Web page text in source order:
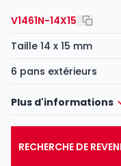
V1461N-14X15
Taille 14 x 15 mm
6 pans extérieurs
Plus d'informations
RECHERCHE DE